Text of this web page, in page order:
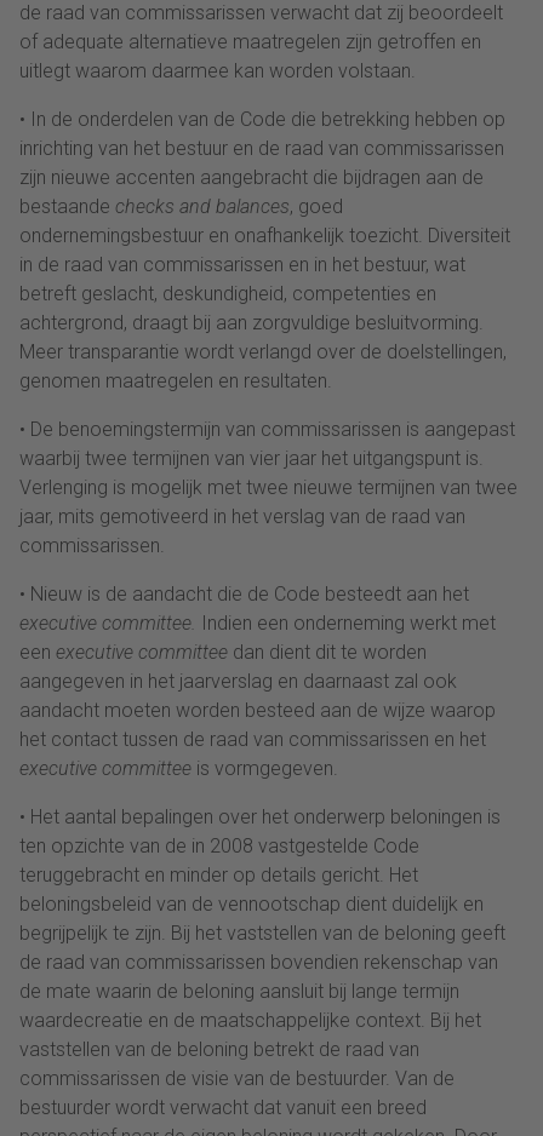
de raad van commissarissen verwacht dat zij beoordeelt
of adequate alternatieve maatregelen zijn getroffen en
uitlegt waarom daarmee kan worden volstaan.
• In de onderdelen van de Code die betrekking hebben op
inrichting van het bestuur en de raad van commissarissen
zijn nieuwe accenten aangebracht die bijdragen aan de
bestaande checks and balances, goed
ondernemingsbestuur en onafhankelijk toezicht. Diversiteit
in de raad van commissarissen en in het bestuur, wat
betreft geslacht, deskundigheid, competenties en
achtergrond, draagt bij aan zorgvuldige besluitvorming.
Meer transparantie wordt verlangd over de doelstellingen,
genomen maatregelen en resultaten.
• De benoemingstermijn van commissarissen is aangepast
waarbij twee termijnen van vier jaar het uitgangspunt is.
Verlenging is mogelijk met twee nieuwe termijnen van twee
jaar, mits gemotiveerd in het verslag van de raad van
commissarissen.
• Nieuw is de aandacht die de Code besteedt aan het
executive committee.
Indien een onderneming werkt met
een executive committee dan dient dit te worden
aangegeven in het jaarverslag en daarnaast zal ook
aandacht moeten worden besteed aan de wijze waarop
het contact tussen de raad van commissarissen en het
executive committee is vormgegeven.
• Het aantal bepalingen over het onderwerp beloningen is
ten opzichte van de in 2008 vastgestelde Code
teruggebracht en minder op details gericht. Het
beloningsbeleid van de vennootschap dient duidelijk en
begrijpelijk te zijn. Bij het vaststellen van de beloning geeft
de raad van commissarissen bovendien rekenschap van
de mate waarin de beloning aansluit bij lange termijn
waardecreatie en de maatschappelijke context. Bij het
vaststellen van de beloning betrekt de raad van
commissarissen de visie van de bestuurder. Van de
bestuurder wordt verwacht dat vanuit een breed